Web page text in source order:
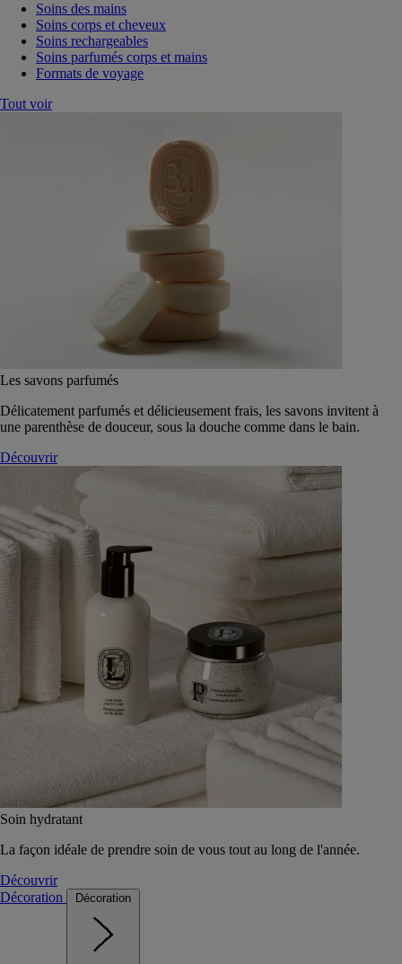
Soins des mains
Soins corps et cheveux
Soins rechargeables
Soins parfumés corps et mains
Formats de voyage
Tout voir
Les savons parfumés
Délicatement parfumés et délicieusement frais, les savons invitent à
une parenthèse de douceur, sous la douche comme dans le bain.
Découvrir
Soin hydratant
La façon idéale de prendre soin de vous tout au long de l'année.
Découvrir
Décoration
Décoration